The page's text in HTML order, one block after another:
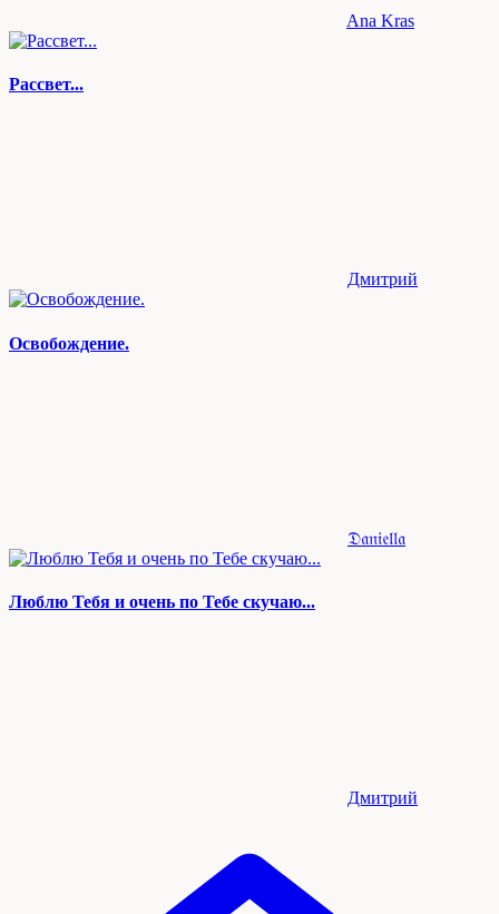
Ana Kras
Рассвет...
Дмитрий
Освобождение.
𝔇𝔞𝔫𝔦𝔢𝔩𝔩𝔞
Люблю Тебя и очень по Тебе скучаю...
Дмитрий